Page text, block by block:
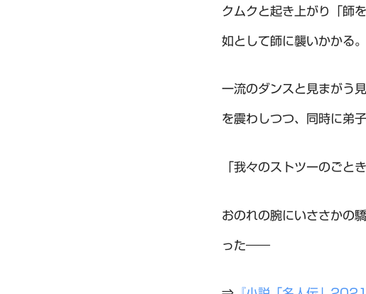
クムクと起き上がり「師
如として師に襲いかかる。
一流のダンスと見まがう
を震わしつつ、同時に弟
「我々のストツーのごと
おのれの腕にいささかの
った――